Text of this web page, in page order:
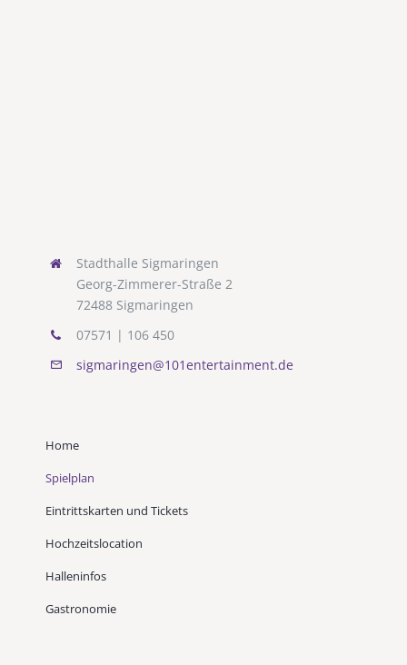
Stadthalle Sigmaringen
Georg-Zimmerer-Straße 2
72488 Sigmaringen
07571 | 106 450
sigmaringen@101entertainment.de
Home
Spielplan
Eintrittskarten und Tickets
Hochzeitslocation
Halleninfos
Gastronomie